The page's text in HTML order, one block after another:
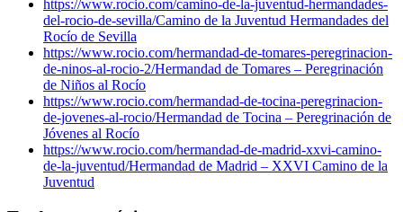
https://www.rocio.com/camino-de-la-juventud-hermandades-
del-rocio-de-sevilla/Camino de la Juventud Hermandades del
Rocío de Sevilla
https://www.rocio.com/hermandad-de-tomares-peregrinacion-
de-ninos-al-rocio-2/Hermandad de Tomares – Peregrinación
de Niños al Rocío
https://www.rocio.com/hermandad-de-tocina-peregrinacion-
de-jovenes-al-rocio/Hermandad de Tocina – Peregrinación de
Jóvenes al Rocío
https://www.rocio.com/hermandad-de-madrid-xxvi-camino-
de-la-juventud/Hermandad de Madrid – XXVI Camino de la
Juventud